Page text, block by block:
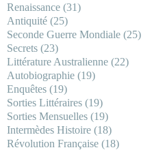
Renaissance (31)
Antiquité (25)
Seconde Guerre Mondiale (25)
Secrets (23)
Littérature Australienne (22)
Autobiographie (19)
Enquêtes (19)
Sorties Littéraires (19)
Sorties Mensuelles (19)
Intermèdes Histoire (18)
Révolution Française (18)